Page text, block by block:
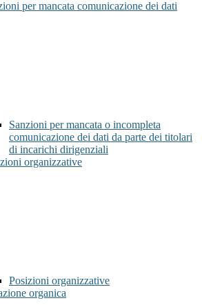
per mancata comunicazione dei dati
Sanzioni per mancata o incompleta
comunicazione dei dati da parte dei titolari
di incarichi dirigenziali
organizzative
Posizioni organizzative
organica